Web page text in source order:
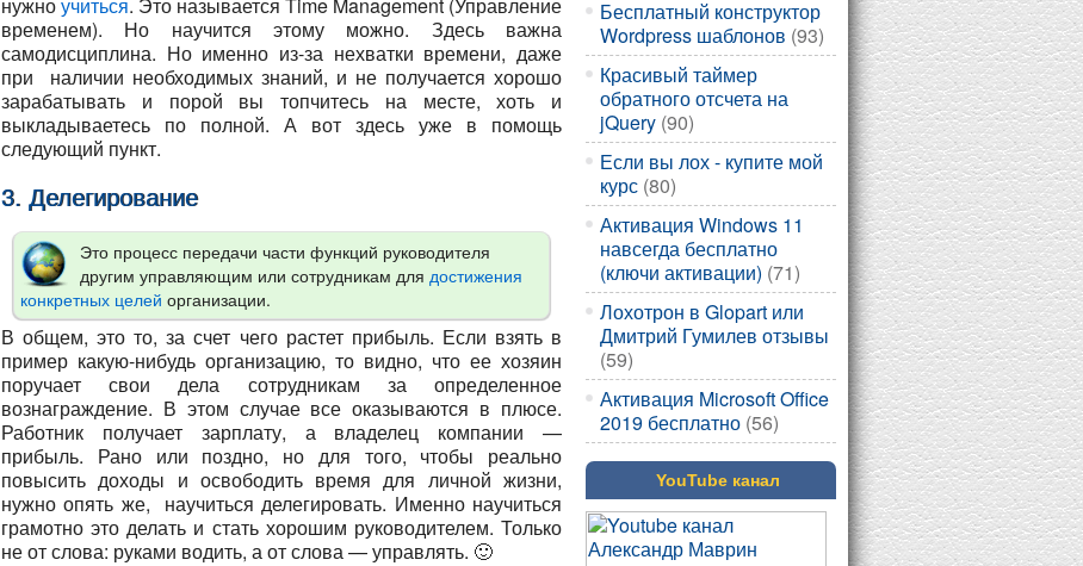
временем). Но научится этому можно. Здесь важна
самодисциплина. Но именно из-за нехватки времени, даже
при наличии необходимых знаний, и не получается хорошо
зарабатывать и порой вы топчитесь на месте, хоть и
выкладываетесь по полной. А вот здесь уже в помощь
следующий пункт.
3. Делегирование
Это процесс передачи части функций руководителя
другим управляющим или сотрудникам для достижения
конкретных целей организации.
В общем, это то, за счет чего растет прибыль. Если взять в
пример какую-нибудь организацию, то видно, что ее хозяин
поручает свои дела сотрудникам за определенное
вознаграждение. В этом случае все оказываются в плюсе.
Работник получает зарплату, а владелец компании —
прибыль. Рано или поздно, но для того, чтобы реально
повысить доходы и освободить время для личной жизни,
нужно опять же, научиться делегировать. Именно научиться
грамотно это делать и стать хорошим руководителем. Только
не от слова: руками водить, а от слова — управлять. 🙂
Бесплатный конструктор
Wordpress шаблонов (93)
Красивый таймер
обратного отсчета на
jQuery (90)
Если вы лох - купите мой
курс (80)
Активация Windows 11
навсегда бесплатно
(ключи активации) (71)
Лохотрон в Glopart или
Дмитрий Гумилев отзывы
(59)
Активация Microsoft Office
2019 бесплатно (56)
YouTube канал